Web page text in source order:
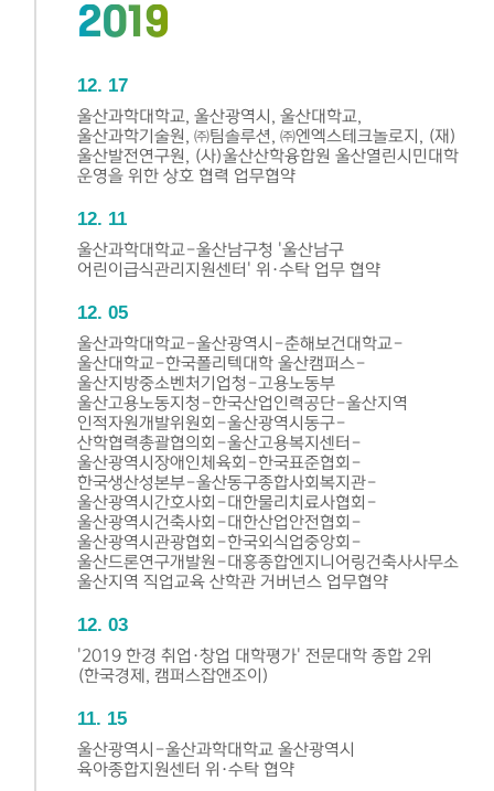
2019
12 17
울산과학대학교, 울산광역시, 울산대학교,
울산과학기술원, ㈜팀솔루션, ㈜엔엑스테크놀로지, (재)
울산발전연구원, (사)울산산학융합원 울산열린시민대학
운영을 위한 상호 협력 업무협약
12 11
울산과학대학교-울산남구청 '울산남구
어린이급식관리지원센터' 위·수탁 업무 협약
12 05
울산과학대학교-울산광역시-춘해보건대학교-
울산대학교-한국폴리텍대학 울산캠퍼스-
울산지방중소벤처기업청-고용노동부
울산고용노동지청-한국산업인력공단-울산지역
인적자원개발위원회-울산광역시동구-
산학협력총괄협의회-울산고용복지센터-
울산광역시장애인체육회-한국표준협회-
한국생산성본부-울산동구종합사회복지관-
울산광역시간호사회-대한물리치료사협회-
울산광역시건축사회-대한산업안전협회-
울산광역시관광협회-한국외식업중앙회-
울산드론연구개발원-대흥종합엔지니어링건축사사무소
울산지역 직업교육 산학관 거버넌스 업무협약
12 03
'2019 한경 취업·창업 대학평가' 전문대학 종합 2위
(한국경제, 캠퍼스잡앤조이)
11 15
울산광역시-울산과학대학교 울산광역시
육아종합지원센터 위·수탁 협약